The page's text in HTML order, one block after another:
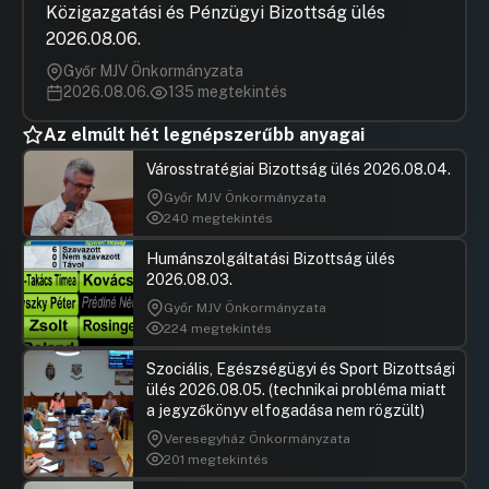
Közigazgatási és Pénzügyi Bizottság ülés
2026.08.06.
Győr MJV Önkormányzata
2026.08.06.
135 megtekintés
Az elmúlt hét legnépszerűbb anyagai
Városstratégiai Bizottság ülés 2026.08.04.
Győr MJV Önkormányzata
240 megtekintés
Humánszolgáltatási Bizottság ülés
2026.08.03.
Győr MJV Önkormányzata
224 megtekintés
Szociális, Egészségügyi és Sport Bizottsági
ülés 2026.08.05. (technikai probléma miatt
a jegyzőkönyv elfogadása nem rögzült)
Veresegyház Önkormányzata
201 megtekintés